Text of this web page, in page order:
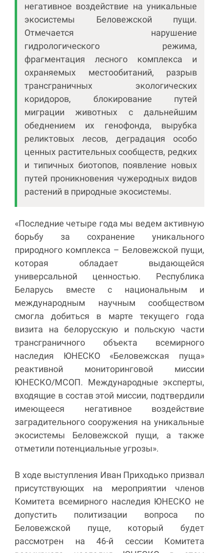
негативное воздействие на уникальные
экосистемы Беловежской пущи.
Отмечается нарушение
гидрологического режима,
фрагментация лесного комплекса и
охраняемых местообитаний, разрыв
трансграничных экологических
коридоров, блокирование путей
миграции животных с дальнейшим
обеднением их генофонда, вырубка
реликтовых лесов, деградация особо
ценных растительных сообществ, редких
и типичных биотопов, появление новых
путей проникновения чужеродных видов
растений в природные экосистемы.
«Последние четыре года мы ведем активную
борьбу за сохранение уникального
природного комплекса – Беловежской пущи,
которая обладает выдающейся
универсальной ценностью. Республика
Беларусь вместе с национальным и
международным научным сообществом
смогла добиться в марте текущего года
визита на белорусскую и польскую части
трансграничного объекта всемирного
наследия ЮНЕСКО «Беловежская пуща»
реактивной мониторинговой миссии
ЮНЕСКО/МСОП. Международные эксперты,
входящие в состав этой миссии, подтвердили
имеющееся негативное воздействие
заградительного сооружения на уникальные
экосистемы Беловежской пущи, а также
отметили потенциальные угрозы».
В ходе выступления Иван Приходько призвал
присутствующих на мероприятии членов
Комитета всемирного наследия ЮНЕСКО не
допустить политизации вопроса по
Беловежской пуще, который будет
рассмотрен на 46-й сессии Комитета